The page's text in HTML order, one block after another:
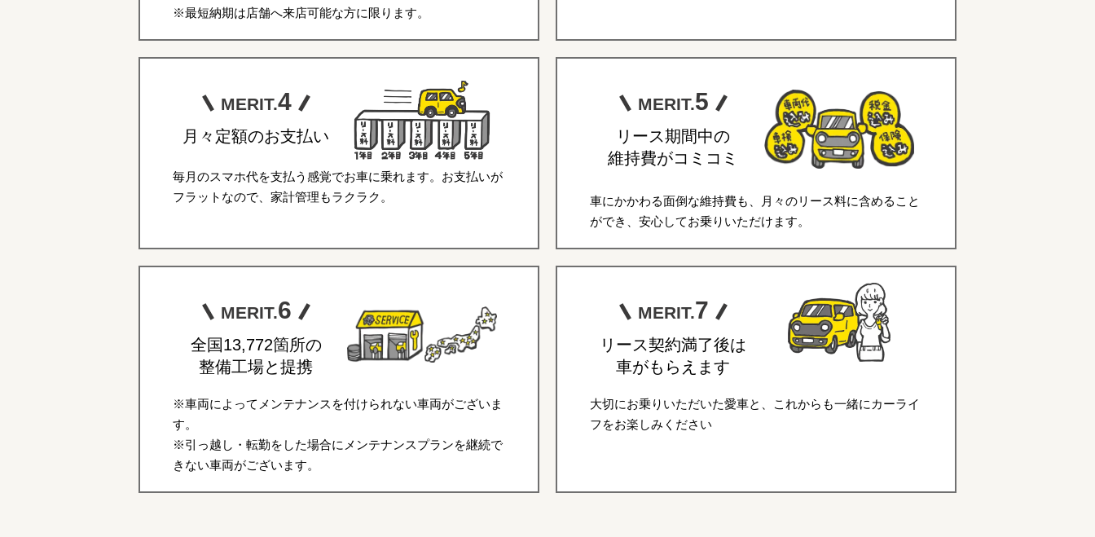
※最短納期は店舗へ来店可能な方に限ります。
MERIT.4
月々定額のお支払い
毎月のスマホ代を支払う感覚でお車に乗れます。お支払いが
フラットなので、家計管理もラクラク。
MERIT.5
リース期間中の
維持費がコミコミ
車にかかわる面倒な維持費も、月々のリース料に含めること
ができ、安心してお乗りいただけます。
MERIT.6
全国13,772箇所の
整備工場と提携
※車両によってメンテナンスを付けられない車両がございま
す。
※引っ越し・転勤をした場合にメンテナンスプランを継続で
きない車両がございます。
MERIT.7
リース契約満了後は
車がもらえます
大切にお乗りいただいた愛車と、これからも一緒にカーライ
フをお楽しみください